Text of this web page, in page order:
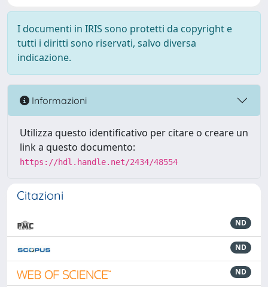
I documenti in IRIS sono protetti da copyright e
tutti i diritti sono riservati, salvo diversa
indicazione.
Informazioni
Utilizza questo identificativo per citare o creare un
link a questo documento:
https://hdl.handle.net/2434/48554
Citazioni
ND
ND
ND